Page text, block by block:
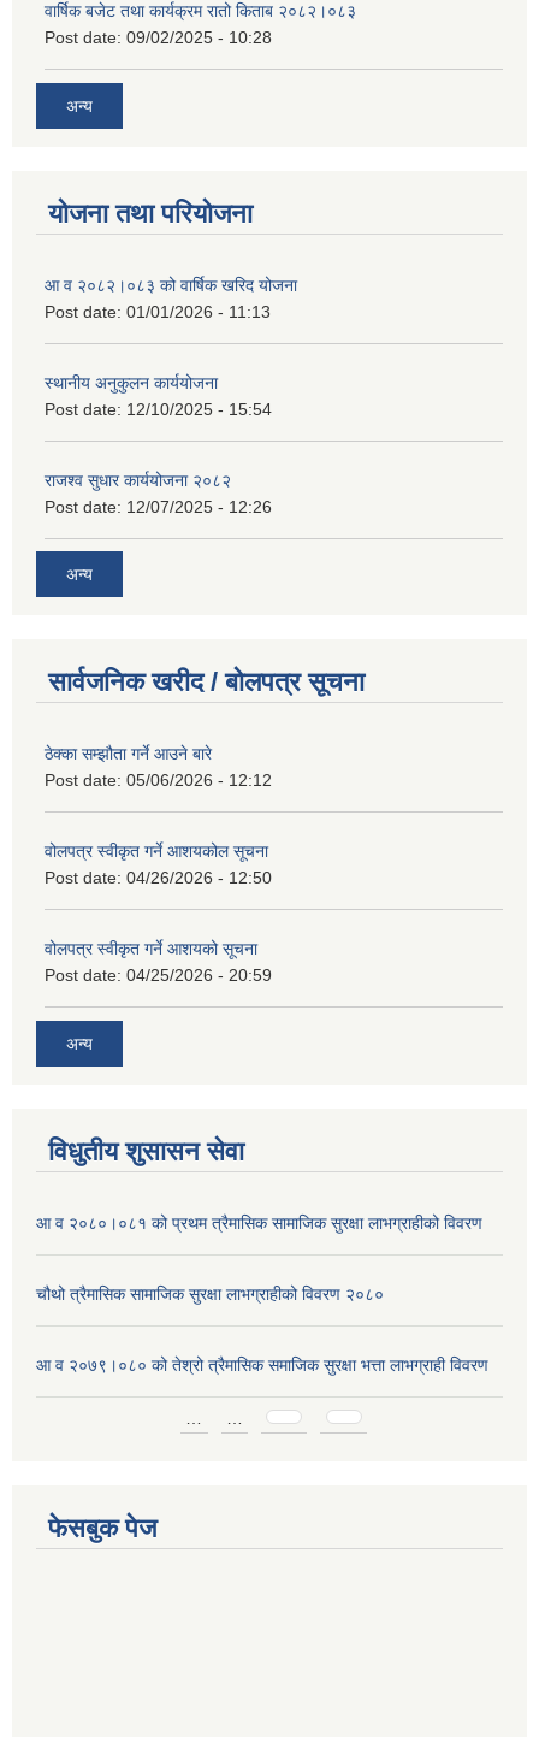
वार्षिक बजेट तथा कार्यक्रम रातो किताब २०८२।०८३
Post date: 09/02/2025 - 10:28
अन्य
योजना तथा परियोजना
आ व २०८२।०८३ को वार्षिक खरिद योजना
Post date: 01/01/2026 - 11:13
स्थानीय अनुकुलन कार्ययोजना
Post date: 12/10/2025 - 15:54
राजश्व सुधार कार्ययोजना २०८२
Post date: 12/07/2025 - 12:26
अन्य
सार्वजनिक खरीद / बोलपत्र सूचना
ठेक्का सम्झौता गर्ने आउने बारे
Post date: 05/06/2026 - 12:12
वोलपत्र स्वीकृत गर्ने आशयकोल सूचना
Post date: 04/26/2026 - 12:50
वोलपत्र स्वीकृत गर्ने आशयको सूचना
Post date: 04/25/2026 - 20:59
अन्य
विधुतीय शुसासन सेवा
आ व २०८०।०८१ को प्रथम त्रैमासिक सामाजिक सुरक्षा लाभग्राहीको विवरण
चौथो त्रैमासिक सामाजिक सुरक्षा लाभग्राहीको विवरण २०८०
आ व २०७९।०८० को तेश्रो त्रैमासिक समाजिक सुरक्षा भत्ता लाभग्राही विवरण
फेसबुक पेज